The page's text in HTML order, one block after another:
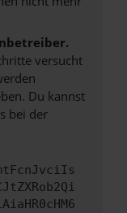
versucht
Du kannst
bei der